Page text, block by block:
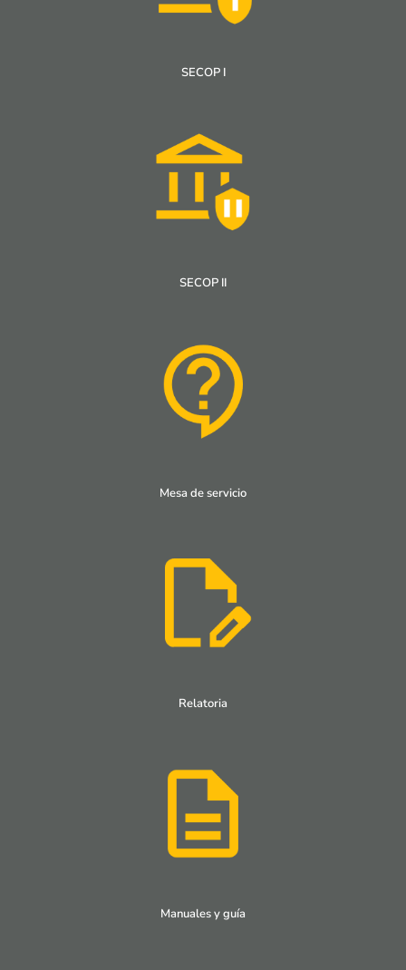
SECOP I
SECOP II
Mesa de servicio
Relatoria
Manuales y guía